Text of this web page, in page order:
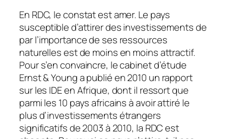
En RDC, le constat est amer. Le pays
susceptible d’attirer des investissements de
par l’importance de ses ressources
naturelles est de moins en moins attractif.
Pour s’en convaincre, le cabinet d’étude
Ernst & Young a publié en 2010 un rapport
sur les IDE en Afrique, dont il ressort que
parmi les 10 pays africains à avoir attiré le
plus d’investissements étrangers
significatifs de 2003 à 2010, la RDC est